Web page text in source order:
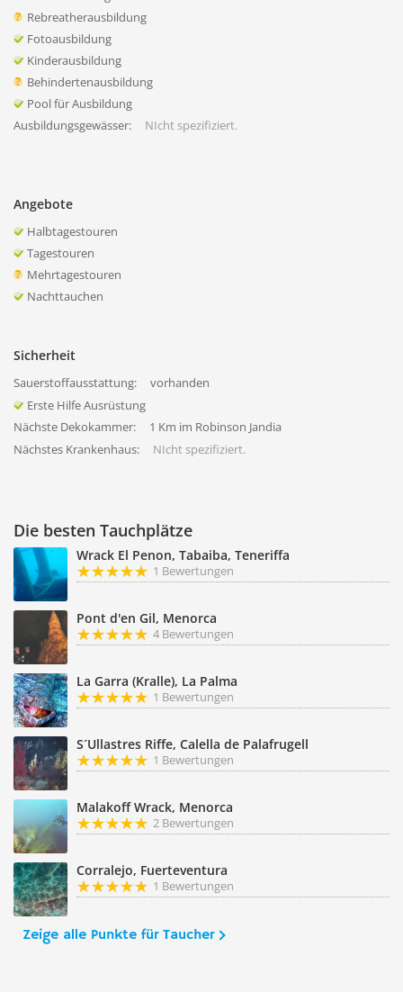
Rebreatherausbildung
Fotoausbildung
Kinderausbildung
Behindertenausbildung
Pool für Ausbildung
Ausbildungsgewässer:
NIcht spezifiziert.
Angebote
Halbtagestouren
Tagestouren
Mehrtagestouren
Nachttauchen
Sicherheit
Sauerstoffausstattung:
vorhanden
Erste Hilfe Ausrüstung
Nächste Dekokammer:
1 Km im Robinson Jandia
Nächstes Krankenhaus:
NIcht spezifiziert.
Die besten Tauchplätze
Wrack El Penon, Tabaiba, Teneriffa
1 Bewertungen
Pont d'en Gil, Menorca
4 Bewertungen
La Garra (Kralle), La Palma
1 Bewertungen
S´Ullastres Riffe, Calella de Palafrugell
1 Bewertungen
Malakoff Wrack, Menorca
2 Bewertungen
Corralejo, Fuerteventura
1 Bewertungen
Zeige alle Punkte für Taucher